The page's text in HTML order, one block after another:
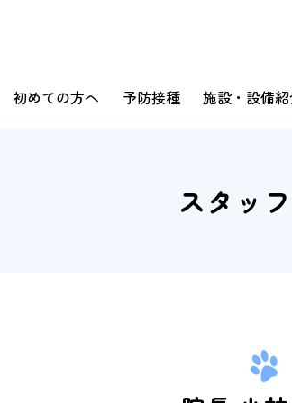
初めての方へ 予防接種 施設・設備
スタッ